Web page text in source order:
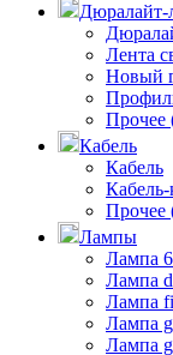
Дюралайт-
Лента
Новый
Прочее
Кабель
Кабель
Кабель-
Прочее
Лампы
Лампа
Лампа
Лампа
Лампа
Лампа